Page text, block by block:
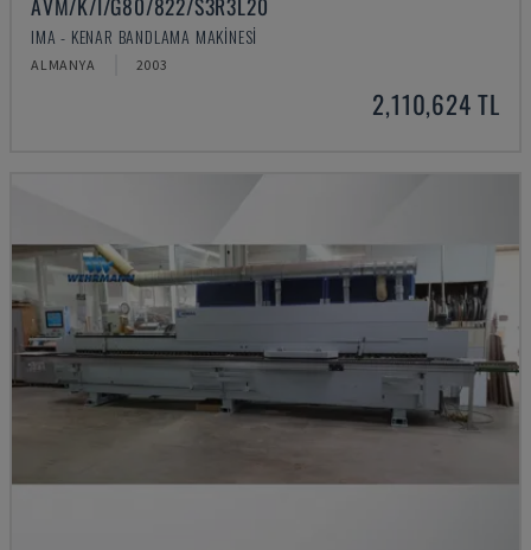
IMA - KENAR BANDLAMA MAKINESI
ALMANYA 2003
2,110,624 TL